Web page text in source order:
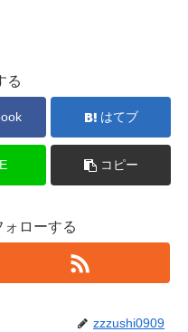
る
はてブ
コピー
ローする
zzzushi0909